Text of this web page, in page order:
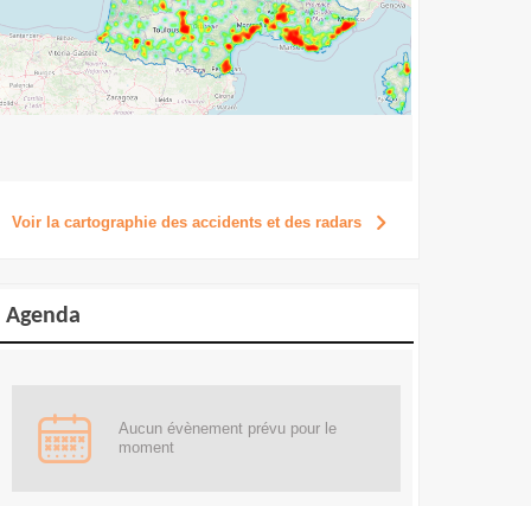
Agenda
Aucun évènement prévu pour le
moment
Voir la cartographie des accidents et des radars
Voir la cartographie des accidents et des radars